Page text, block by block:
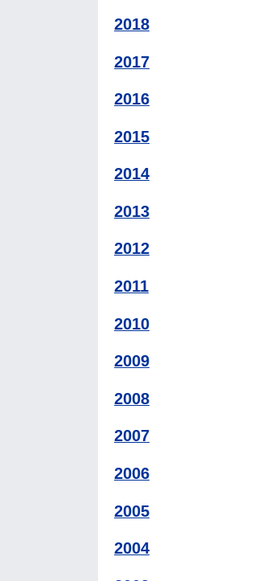
2018
2017
2016
2015
2014
2013
2012
2011
2010
2009
2008
2007
2006
2005
2004